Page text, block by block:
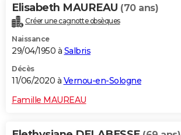
Elisabeth MAUREAU (70 ans)
Créer une cagnotte obsèques
Naissance
29/04/1950 à Salbris
Décès
11/06/2020 à Vernou-en-Sologne
Famille MAUREAU